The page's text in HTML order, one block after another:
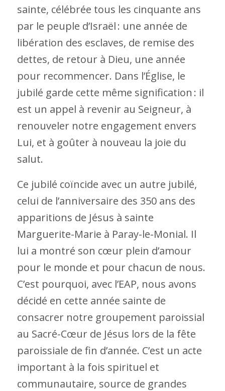
sainte, célébrée tous les cinquante ans
par le peuple d’Israël : une année de
libération des esclaves, de remise des
dettes, de retour à Dieu, une année
pour recommencer. Dans l’Église, le
jubilé garde cette même signification : il
est un appel à revenir au Seigneur, à
renouveler notre engagement envers
Lui, et à goûter à nouveau la joie du
salut.
Ce jubilé coïncide avec un autre jubilé,
celui de l’anniversaire des 350 ans des
apparitions de Jésus à sainte
Marguerite-Marie à Paray-le-Monial. Il
lui a montré son cœur plein d’amour
pour le monde et pour chacun de nous.
C’est pourquoi, avec l’EAP, nous avons
décidé en cette année sainte de
consacrer notre groupement paroissial
au Sacré-Cœur de Jésus lors de la fête
paroissiale de fin d’année. C’est un acte
important à la fois spirituel et
communautaire, source de grandes